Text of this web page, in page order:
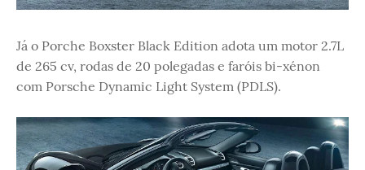
Já o Porche Boxster Black Edition adota um motor 2.7L
de 265 cv, rodas de 20 polegadas e faróis bi-xénon
com Porsche Dynamic Light System (PDLS).